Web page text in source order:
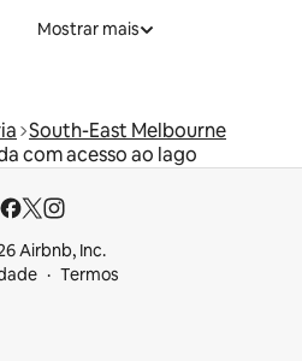
Mostrar mais
South-East Melbourne
com acesso ao lago
Airbnb, Inc.
Termos